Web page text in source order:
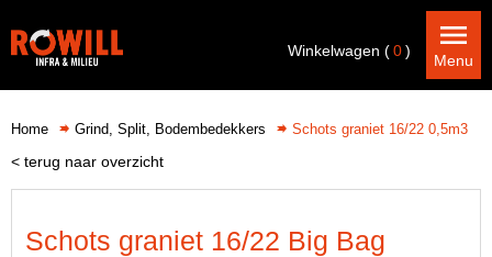
Winkelwagen (0)
Menu
Home Grind, Split, Bodembedekkers Schots graniet 16/22 0,5m3
< terug naar overzicht
Schots graniet 16/22 Big Bag